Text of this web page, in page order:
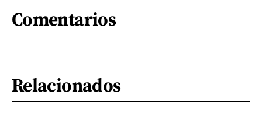
Comentarios
Relacionados